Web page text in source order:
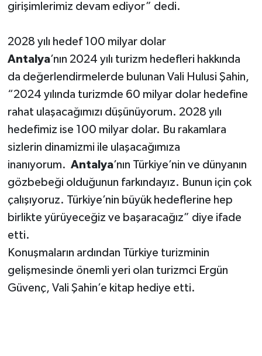
girişimlerimiz devam ediyor” dedi.
2028 yılı hedef 100 milyar dolar
Antalya’nın 2024 yılı turizm hedefleri hakkında
da değerlendirmelerde bulunan Vali Hulusi Şahin,
“2024 yılında turizmde 60 milyar dolar hedefine
rahat ulaşacağımızı düşünüyorum. 2028 yılı
hedefimiz ise 100 milyar dolar. Bu rakamlara
sizlerin dinamizmi ile ulaşacağımıza
inanıyorum. Antalya’nın Türkiye’nin ve dünyanın
gözbebeği olduğunun farkındayız. Bunun için çok
çalışıyoruz. Türkiye’nin büyük hedeflerine hep
birlikte yürüyeceğiz ve başaracağız” diye ifade
etti.
Konuşmaların ardından Türkiye turizminin
gelişmesinde önemli yeri olan turizmci Ergün
Güvenç, Vali Şahin’e kitap hediye etti.